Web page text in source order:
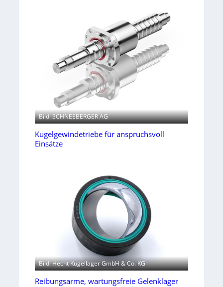
Bild: SCHNEEBERGER AG
Kugelgewindetriebe für anspruchsvoll
Einsätze
Bild: Hecht Kugellager GmbH & Co. KG
Reibungsarme, wartungsfreie Gelenklager